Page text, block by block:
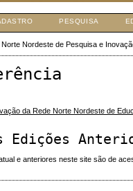
PESQUISA
Nordeste de Pesquisa e
da Rede Norte Nordeste de
Edições
e anteriores neste site são de